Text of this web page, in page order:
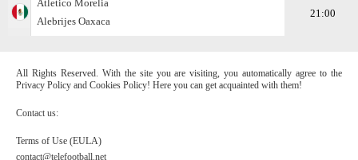
Atletico Morelia
Alebrijes Oaxaca
21:00
All Rights Reserved. With the site you are visiting, you automatically agree to the
Privacy Policy and Cookies Policy! Here you can get acquainted with them!
Contact us:
Terms of Use (EULA)
contact@telefootball.net